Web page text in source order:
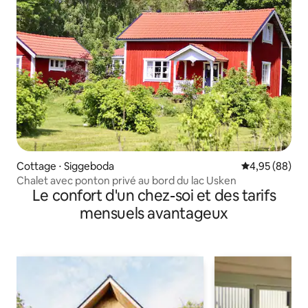
Cottage ⋅ Siggeboda Évaluation
4,95 (88)
Chalet avec ponton privé au bord du lac Usken
Le confort d'un chez-soi et des tarifs
mensuels avantageux